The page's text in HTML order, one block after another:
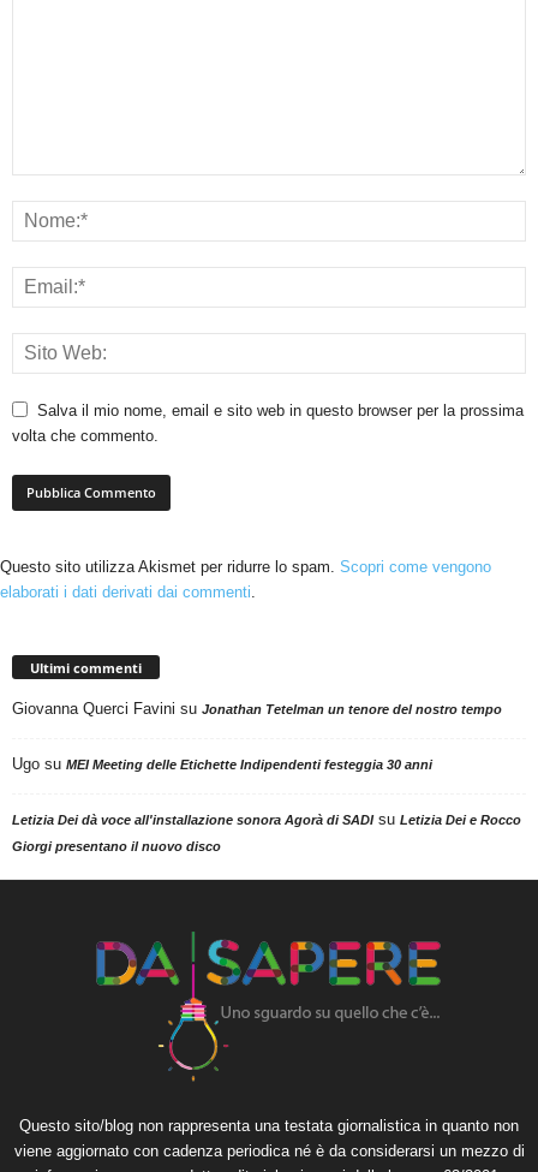
Salva il mio nome, email e sito web in questo browser per la prossima
volta che commento.
Questo sito utilizza Akismet per ridurre lo spam. Scopri come vengono
elaborati i dati derivati dai commenti.
Ultimi commenti
Giovanna Querci Favini su Jonathan Tetelman un tenore del nostro tempo
Ugo su MEI Meeting delle Etichette Indipendenti festeggia 30 anni
Letizia Dei dà voce all'installazione sonora Agorà di SADIsu Letizia Dei e Rocco
Giorgi presentano il nuovo disco
Questo sito/blog non rappresenta una testata giornalistica in quanto non
viene aggiornato con cadenza periodica né è da considerarsi un mezzo di